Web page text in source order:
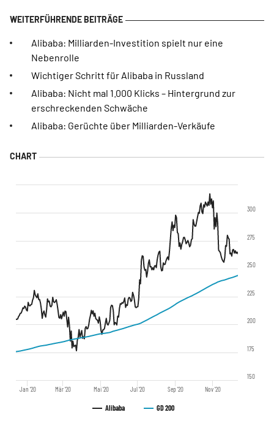
Alibaba: Milliarden-Investition spielt nur eine
Nebenrolle
Wichtiger Schritt für Alibaba in Russland
Alibaba: Nicht mal 1.000 Klicks – Hintergrund zur
erschreckenden Schwäche
Alibaba: Gerüchte über Milliarden-Verkäufe
Alibaba GD 200
Jan '20 Mär '20 Mai '20 Jul '20 Sep '20 Nov '20
150
175
200
225
250
275
300